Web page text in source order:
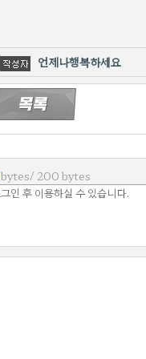
언제나행복하세요
bytes/ 200 bytes